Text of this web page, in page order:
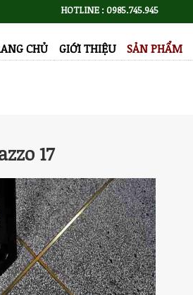
HOTLINE : 0985.745.945
CHỦ GIỚI THIỆU SẢN PHẨM
17